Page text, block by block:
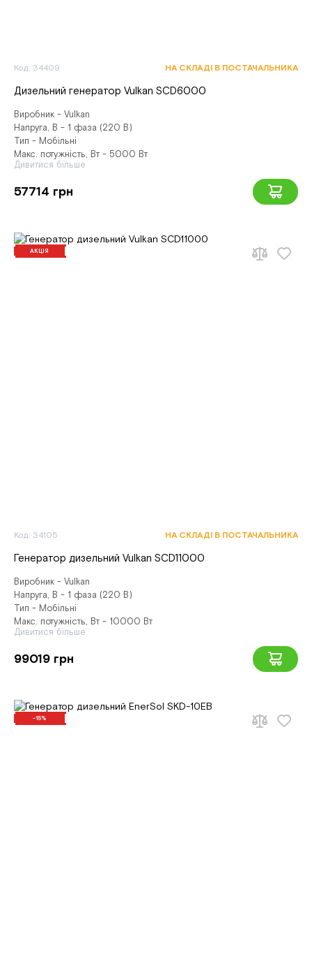
Код: 34409 НА СКЛАДІ В ПОСТАЧАЛЬНИКА
Дизельний генератор Vulkan SCD6000
Виробник - Vulkan
Напруга, В - 1 фаза (220 В)
Тип - Мобільні
Макс. потужність, Вт - 5000 Вт
Дивитися більше
57714 грн
АКЦІЯ
Код: 34105 НА СКЛАДІ В ПОСТАЧАЛЬНИКА
Генератор дизельний Vulkan SCD11000
Виробник - Vulkan
Напруга, В - 1 фаза (220 В)
Тип - Мобільні
Макс. потужність, Вт - 10000 Вт
Дивитися більше
99019 грн
-15%